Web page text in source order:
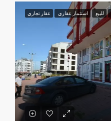
للبيع استثمار عقاري عقار تجاري